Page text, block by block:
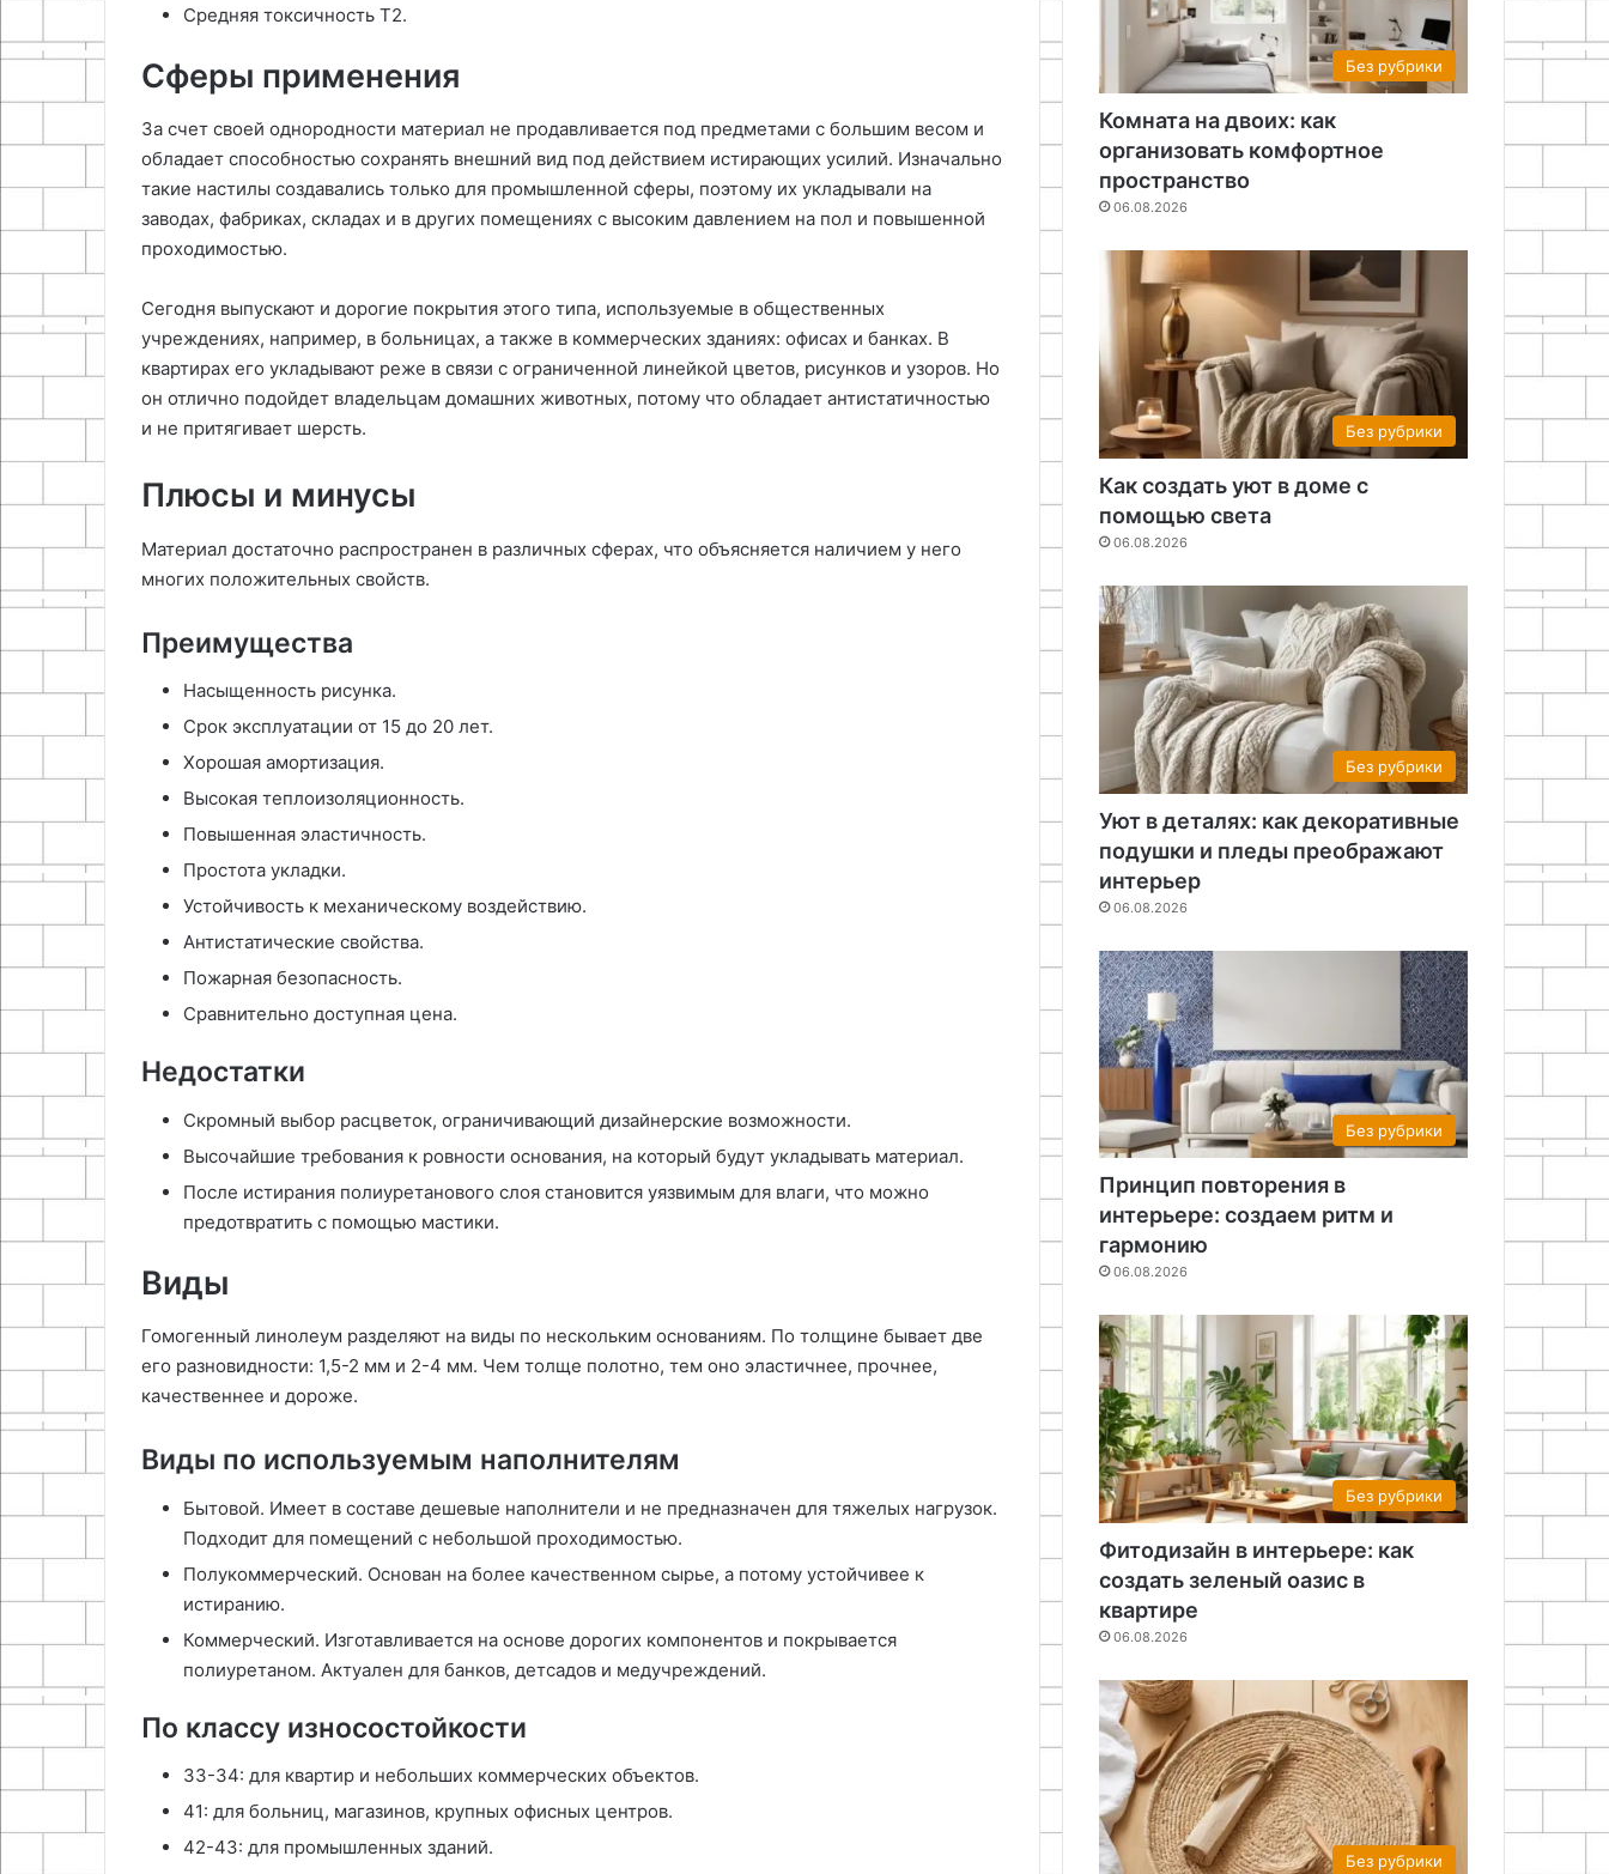
Средняя токсичность Т2.
Сферы применения
За счет своей однородности материал не продавливается под предметами с большим весом и
обладает способностью сохранять внешний вид под действием истирающих усилий. Изначально
такие настилы создавались только для промышленной сферы, поэтому их укладывали на
заводах, фабриках, складах и в других помещениях с высоким давлением на пол и повышенной
проходимостью.
Сегодня выпускают и дорогие покрытия этого типа, используемые в общественных
учреждениях, например, в больницах, а также в коммерческих зданиях: офисах и банках. В
квартирах его укладывают реже в связи с ограниченной линейкой цветов, рисунков и узоров. Но
он отлично подойдет владельцам домашних животных, потому что обладает антистатичностью
и не притягивает шерсть.
Плюсы и минусы
Материал достаточно распространен в различных сферах, что объясняется наличием у него
многих положительных свойств.
Преимущества
Насыщенность рисунка.
Срок эксплуатации от 15 до 20 лет.
Хорошая амортизация.
Высокая теплоизоляционность.
Повышенная эластичность.
Простота укладки.
Устойчивость к механическому воздействию.
Антистатические свойства.
Пожарная безопасность.
Сравнительно доступная цена.
Недостатки
Скромный выбор расцветок, ограничивающий дизайнерские возможности.
Высочайшие требования к ровности основания, на который будут укладывать материал.
После истирания полиуретанового слоя становится уязвимым для влаги, что можно
предотвратить с помощью мастики.
Виды
Гомогенный линолеум разделяют на виды по нескольким основаниям. По толщине бывает две
его разновидности: 1,5-2 мм и 2-4 мм. Чем толще полотно, тем оно эластичнее, прочнее,
качественнее и дороже.
Виды по используемым наполнителям
Бытовой. Имеет в составе дешевые наполнители и не предназначен для тяжелых нагрузок.
Подходит для помещений с небольшой проходимостью.
Полукоммерческий. Основан на более качественном сырье, а потому устойчивее к
истиранию.
Коммерческий. Изготавливается на основе дорогих компонентов и покрывается
полиуретаном. Актуален для банков, детсадов и медучреждений.
По классу износостойкости
33-34: для квартир и небольших коммерческих объектов.
41: для больниц, магазинов, крупных офисных центров.
42-43: для промышленных зданий.
Без рубрики
Комната на двоих: как
организовать комфортное
пространство
06.08.2026
Без рубрики
Как создать уют в доме с
помощью света
06.08.2026
Без рубрики
Уют в деталях: как декоративные
подушки и пледы преображают
интерьер
06.08.2026
Без рубрики
Принцип повторения в
интерьере: создаем ритм и
гармонию
06.08.2026
Без рубрики
Фитодизайн в интерьере: как
создать зеленый оазис в
квартире
06.08.2026
Без рубрики